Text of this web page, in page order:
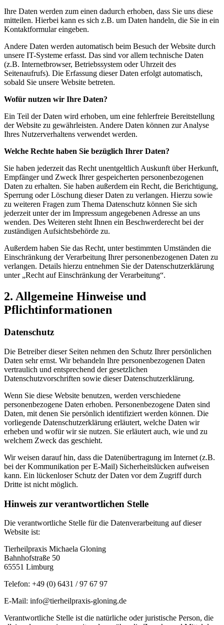
Ihre Daten werden zum einen dadurch erhoben, dass Sie uns diese
mitteilen. Hierbei kann es sich z.B. um Daten handeln, die Sie in ein
Kontaktformular eingeben.
Andere Daten werden automatisch beim Besuch der Website durch
unsere IT-Systeme erfasst. Das sind vor allem technische Daten
(z.B. Internetbrowser, Betriebssystem oder Uhrzeit des
Seitenaufrufs). Die Erfassung dieser Daten erfolgt automatisch,
sobald Sie unsere Website betreten.
Wofür nutzen wir Ihre Daten?
Ein Teil der Daten wird erhoben, um eine fehlerfreie Bereitstellung
der Website zu gewährleisten. Andere Daten können zur Analyse
Ihres Nutzerverhaltens verwendet werden.
Welche Rechte haben Sie bezüglich Ihrer Daten?
Sie haben jederzeit das Recht unentgeltlich Auskunft über Herkunft,
Empfänger und Zweck Ihrer gespeicherten personenbezogenen
Daten zu erhalten. Sie haben außerdem ein Recht, die Berichtigung,
Sperrung oder Löschung dieser Daten zu verlangen. Hierzu sowie
zu weiteren Fragen zum Thema Datenschutz können Sie sich
jederzeit unter der im Impressum angegebenen Adresse an uns
wenden. Des Weiteren steht Ihnen ein Beschwerderecht bei der
zuständigen Aufsichtsbehörde zu.
Außerdem haben Sie das Recht, unter bestimmten Umständen die
Einschränkung der Verarbeitung Ihrer personenbezogenen Daten zu
verlangen. Details hierzu entnehmen Sie der Datenschutzerklärung
unter „Recht auf Einschränkung der Verarbeitung“.
2. Allgemeine Hinweise und
Pflichtinformationen
Datenschutz
Die Betreiber dieser Seiten nehmen den Schutz Ihrer persönlichen
Daten sehr ernst. Wir behandeln Ihre personenbezogenen Daten
vertraulich und entsprechend der gesetzlichen
Datenschutzvorschriften sowie dieser Datenschutzerklärung.
Wenn Sie diese Website benutzen, werden verschiedene
personenbezogene Daten erhoben. Personenbezogene Daten sind
Daten, mit denen Sie persönlich identifiziert werden können. Die
vorliegende Datenschutzerklärung erläutert, welche Daten wir
erheben und wofür wir sie nutzen. Sie erläutert auch, wie und zu
welchem Zweck das geschieht.
Wir weisen darauf hin, dass die Datenübertragung im Internet (z.B.
bei der Kommunikation per E-Mail) Sicherheitslücken aufweisen
kann. Ein lückenloser Schutz der Daten vor dem Zugriff durch
Dritte ist nicht möglich.
Hinweis zur verantwortlichen Stelle
Die verantwortliche Stelle für die Datenverarbeitung auf dieser
Website ist:
Tierheilpraxis Michaela Gloning
Bahnhofstraße 50
65551 Limburg
Telefon: +49 (0) 6431 / 97 67 97
E-Mail: info@tierheilpraxis-gloning.de
Verantwortliche Stelle ist die natürliche oder juristische Person, die